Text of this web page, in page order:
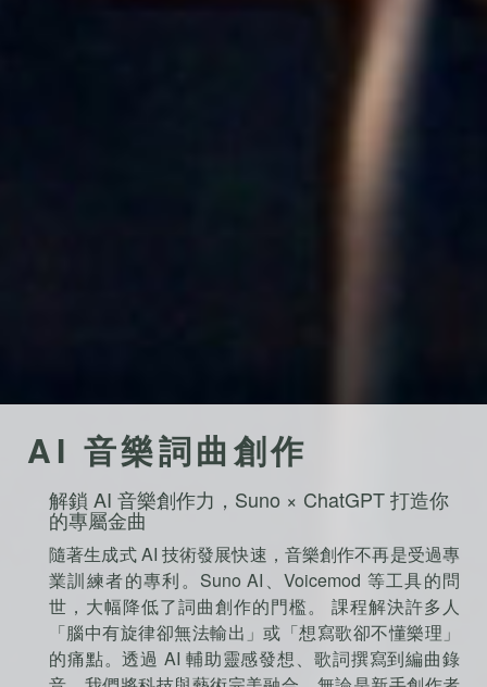
AI 音樂詞曲創作
解鎖 AI 音樂創作力，Suno × ChatGPT 打造你
的專屬金曲
隨著生成式 AI 技術發展快速，音樂創作不再是受過專
業訓練者的專利。Suno AI、Voicemod 等工具的問
世，大幅降低了詞曲創作的門檻。 課程解決許多人
「腦中有旋律卻無法輸出」或「想寫歌卻不懂樂理」
的痛點。透過 AI 輔助靈感發想、歌詞撰寫到編曲錄